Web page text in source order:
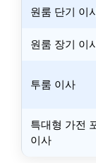
원룸 단기 이
원룸 장기 이
투룸 이사
특대형 가전
이사